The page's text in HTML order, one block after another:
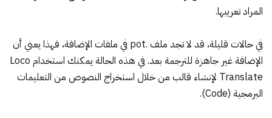
المراد تعريبها.
في حالات قليلة، قد لا تجد ملف .pot في ملفات الإضافة، فهذا يعني أن
الإضافة غير جاهزة للترجمة بعد. في هذه الحالة يمكنك استخدام Loco
Translate لإنشاء قالب من خلال استخراج النصوص من التعليمات
البرمجية (Code).